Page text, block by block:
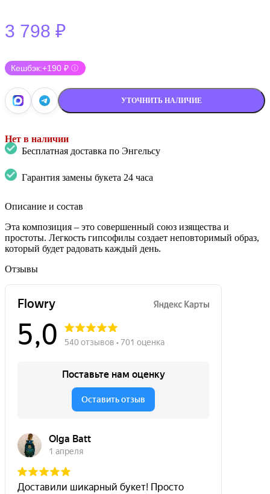
3 798 ₽
Кешбэк:+190 ₽ ⓘ
УТОЧНИТЬ НАЛИЧИЕ
Нет в наличии
Бесплатная доставка по Энгельсу
Гарантия замены букета 24 часа
Описание и состав
Эта композиция – это совершенный союз изящества и
простоты. Легкость гипсофилы создает неповторимый образ,
который будет радовать каждый день.
Отзывы